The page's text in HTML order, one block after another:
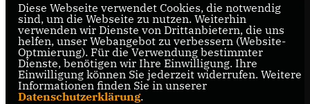
CDU Oelde
Diese Webseite verwendet Cookies, die notwendig
sind, um die Webseite zu nutzen. Weiterhin
verwenden wir Dienste von Drittanbietern, die uns
helfen, unser Webangebot zu verbessern (Website-
Optmierung). Für die Verwendung bestimmter
Dienste, benötigen wir Ihre Einwilligung. Ihre
Einwilligung können Sie jederzeit widerrufen. Weitere
Informationen finden Sie in unserer
Datenschutzerklärung.